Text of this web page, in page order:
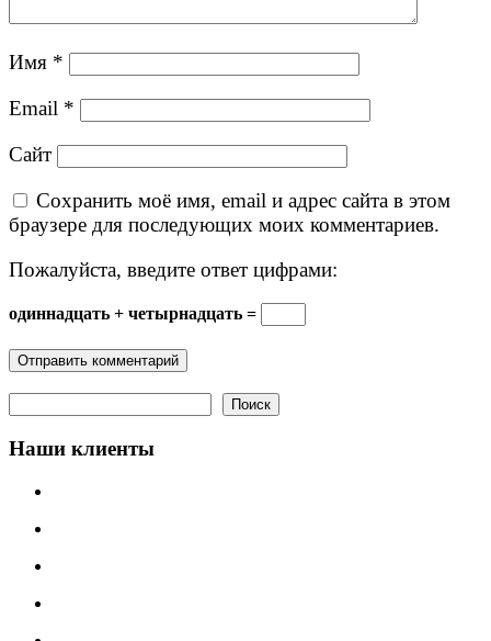
Имя *
Email *
Сайт
Сохранить моё имя, email и адрес сайта в этом
браузере для последующих моих комментариев.
Пожалуйста, введите ответ цифрами:
одиннадцать + четырнадцать =
Поиск
Наши клиенты